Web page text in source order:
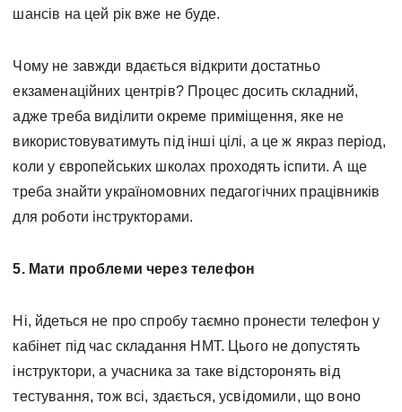
шансів на цей рік вже не буде.
Чому не завжди вдається відкрити достатньо
екзаменаційних центрів? Процес досить складний,
адже треба виділити окреме приміщення, яке не
використовуватимуть під інші цілі, а це ж якраз період,
коли у європейських школах проходять іспити. А ще
треба знайти україномовних педагогічних працівників
для роботи інструкторами.
5. Мати проблеми через телефон
Ні, йдеться не про спробу таємно пронести телефон у
кабінет під час складання НМТ. Цього не допустять
інструктори, а учасника за таке відсторонять від
тестування, тож всі, здається, усвідомили, що воно